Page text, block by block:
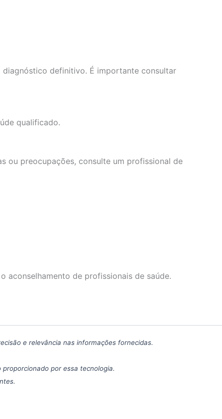
diagnóstico definitivo. É importante consultar
qualificado.
ou preocupações, consulte um profissional de
aconselhamento de profissionais de saúde.
e relevância nas informações fornecidas.
por essa tecnologia.